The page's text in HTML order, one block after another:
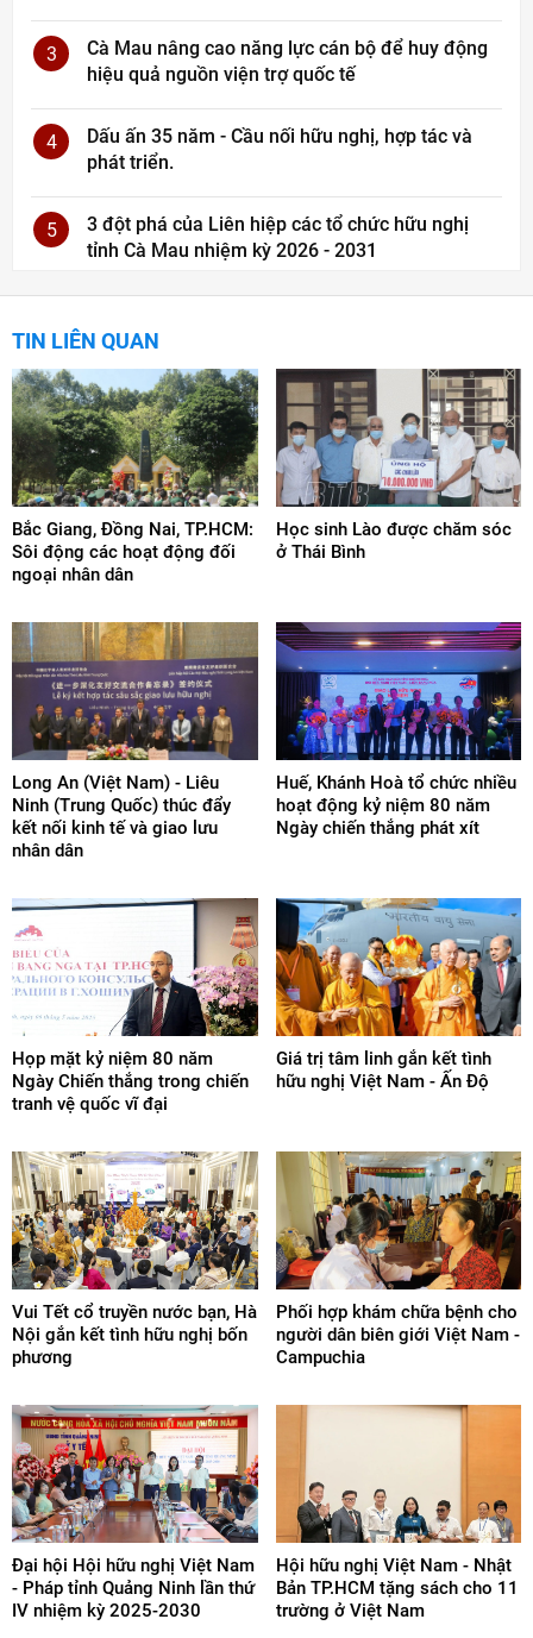
3
Cà Mau nâng cao năng lực cán bộ để huy động
hiệu quả nguồn viện trợ quốc tế
4
Dấu ấn 35 năm - Cầu nối hữu nghị, hợp tác và
phát triển.
5
3 đột phá của Liên hiệp các tổ chức hữu nghị
tỉnh Cà Mau nhiệm kỳ 2026 - 2031
TIN LIÊN QUAN
Bắc Giang, Đồng Nai, TP.HCM:
Sôi động các hoạt động đối
ngoại nhân dân
Học sinh Lào được chăm sóc
ở Thái Bình
Long An (Việt Nam) - Liêu
Ninh (Trung Quốc) thúc đẩy
kết nối kinh tế và giao lưu
nhân dân
Huế, Khánh Hoà tổ chức nhiều
hoạt động kỷ niệm 80 năm
Ngày chiến thắng phát xít
Họp mặt kỷ niệm 80 năm
Ngày Chiến thắng trong chiến
tranh vệ quốc vĩ đại
Giá trị tâm linh gắn kết tình
hữu nghị Việt Nam - Ấn Độ
Vui Tết cổ truyền nước bạn, Hà
Nội gắn kết tình hữu nghị bốn
phương
Phối hợp khám chữa bệnh cho
người dân biên giới Việt Nam -
Campuchia
Đại hội Hội hữu nghị Việt Nam
- Pháp tỉnh Quảng Ninh lần thứ
IV nhiệm kỳ 2025-2030
Hội hữu nghị Việt Nam - Nhật
Bản TP.HCM tặng sách cho 11
trường ở Việt Nam